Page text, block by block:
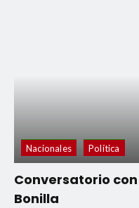
Nacionales Política
Conversatorio
Bonilla